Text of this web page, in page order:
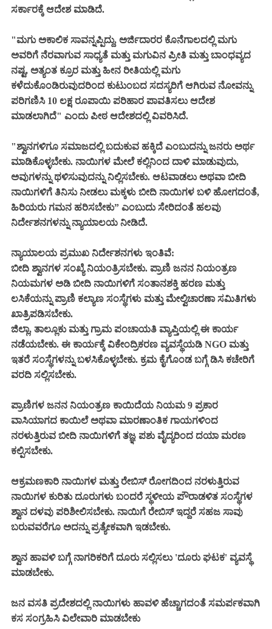
ಸರ್ಕಾರಕ್ಕೆ ಆದೇಶ ಮಾಡಿದೆ.
"ಮಗು ಅಕಾಲಿಕ ಸಾವನ್ನಪ್ಪಿದ್ದು, ಅರ್ಜಿದಾರರ ಕೊನೆಗಾಲದಲ್ಲಿ ಮಗು
ಅವರಿಗೆ ನೆರವಾಗುವ ಸಾಧ್ಯತೆ ಮತ್ತು ಮಗುವಿನ ಪ್ರೀತಿ ಮತ್ತು ಬಾಂಧವ್ಯದ
ನಷ್ಟ, ಅತ್ಯಂತ ಕ್ರೂರ ಮತ್ತು ಹೀನ ರೀತಿಯಲ್ಲಿ ಮಗು
ಕಳೆದುಕೊಂಡಿರುವುದರಿಂದ ಕುಟುಂಬದ ಸದಸ್ಯರಿಗೆ ಆಗಿರುವ ನೋವನ್ನು
ಪರಿಗಣಿಸಿ 10 ಲಕ್ಷ ರೂಪಾಯಿ ಪರಿಹಾರ ಪಾವತಿಸಲು ಆದೇಶ
ಮಾಡಲಾಗಿದೆ" ಎಂದು ಪೀಠ ಆದೇಶದಲ್ಲಿ ವಿವರಿಸಿದೆ.
"ಶ್ವಾನಗಳಿಗೂ ಸಮಾಜದಲ್ಲಿ ಬದುಕುವ ಹಕ್ಕಿದೆ ಎಂಬುದನ್ನು ಜನರು ಅರ್ಥ
ಮಾಡಿಕೊಳ್ಳಬೇಕು. ನಾಯಿಗಳ ಮೇಲೆ ಕಲ್ಲಿನಿಂದ ದಾಳಿ ಮಾಡುವುದು,
ಅವುಗಳನ್ನು ಥಳಿಸುವುದನ್ನು ನಿಲ್ಲಿಸಬೇಕು. ಆಟವಾಡಲು ಅಥವಾ ಬೀದಿ
ನಾಯಿಗಳಿಗೆ ತಿನಿಸು ನೀಡಲು ಮಕ್ಕಳು ಬೀದಿ ನಾಯಿಗಳ ಬಳಿ ಹೋಗದಂತೆ,
ಹಿರಿಯರು ಗಮನ ಹರಿಸಬೇಕು” ಎಂಬುದು ಸೇರಿದಂತೆ ಹಲವು
ನಿರ್ದೇಶನಗಳನ್ನು ನ್ಯಾಯಾಲಯ ನೀಡಿದೆ.
ನ್ಯಾಯಾಲಯ ಪ್ರಮುಖ ನಿರ್ದೇಶನಗಳು ಇಂತಿವೆ:
ಬೀದಿ ಶ್ವಾನಗಳ ಸಂಖ್ಯೆ ನಿಯಂತ್ರಿಸಬೇಕು. ಪ್ರಾಣಿ ಜನನ ನಿಯಂತ್ರಣ
ನಿಯಮಗಳ ಅಡಿ ಬೀದಿ ನಾಯಿಗಳಿಗೆ ಸಂತಾನಶಕ್ತಿ ಹರಣ ಮತ್ತು
ಲಸಿಕೆಯನ್ನು ಪ್ರಾಣಿ ಕಲ್ಯಾಣ ಸಂಸ್ಥೆಗಳು ಮತ್ತು ಮೇಲ್ವಿಚಾರಣಾ ಸಮಿತಿಗಳು
ಖಾತ್ರಿಪಡಿಸಬೇಕು.
ಜಿಲ್ಲಾ, ತಾಲ್ಲೂಕು ಮತ್ತು ಗ್ರಾಮ ಪಂಚಾಯತಿ ವ್ಯಾಪ್ತಿಯಲ್ಲಿ ಈ ಕಾರ್ಯ
ನಡೆಯಬೇಕು. ಈ ಕಾರ್ಯಕ್ಕೆ ವಿಕೇಂದ್ರಿಕರಣ ವ್ಯವಸ್ಥೆಯಡಿ NGO ಮತ್ತು
ಇತರೆ ಸಂಸ್ಥೆಗಳನ್ನು ಬಳಸಿಕೊಳ್ಳಬೇಕು. ಕ್ರಮ ಕೈಗೊಂಡ ಬಗ್ಗೆ ಡಿಸಿ ಕಚೇರಿಗೆ
ವರದಿ ಸಲ್ಲಿಸಬೇಕು.
ಪ್ರಾಣಿಗಳ ಜನನ ನಿಯಂತ್ರಣ ಕಾಯಿದೆಯ ನಿಯಮ 9 ಪ್ರಕಾರ
ವಾಸಿಯಾಗದ ಕಾಯಿಲೆ ಅಥವಾ ಮಾರಣಾಂತಿಕ ಗಾಯಗಳಿಂದ
ನರಳುತ್ತಿರುವ ಬೀದಿ ನಾಯಿಗಳಿಗೆ ತಜ್ಞ ಪಶು ವೈದ್ಯರಿಂದ ದಯಾ ಮರಣ
ಕಲ್ಪಿಸಬೇಕು.
ಆಕ್ರಮಣಕಾರಿ ನಾಯಿಗಳ ಮತ್ತು ರೇಬಿಸ್ ರೋಗದಿಂದ ನರಳುತ್ತಿರುವ
ನಾಯಿಗಳ ಕುರಿತು ದೂರುಗಳು ಬಂದರೆ ಸ್ಥಳೀಯ ಪೌರಾಡಳಿತ ಸಂಸ್ಥೆಗಳ
ಶ್ವಾನ ದಳವು ಪರಿಶೀಲಿಸಬೇಕು. ನಾಯಿಗೆ ರೇಬಿಸ್ ಇದ್ದರೆ ಸಹಜ ಸಾವು
ಬರುವವರೆಗೂ ಅದನ್ನು ಪ್ರತ್ಯೇಕವಾಗಿ ಇಡಬೇಕು.
ಶ್ವಾನ ಹಾವಳಿ ಬಗ್ಗೆ ನಾಗರಿಕರಿಗೆ ದೂರು ಸಲ್ಲಿಸಲು 'ದೂರು ಘಟಕ' ವ್ಯವಸ್ಥೆ
ಮಾಡಬೇಕು.
ಜನ ವಸತಿ ಪ್ರದೇಶದಲ್ಲಿ ನಾಯಿಗಳು ಹಾವಳಿ ಹೆಚ್ಚಾಗದಂತೆ ಸಮರ್ಪಕವಾಗಿ
ಕಸ ಸಂಗ್ರಹಿಸಿ ವಿಲೇವಾರಿ ಮಾಡಬೇಕು